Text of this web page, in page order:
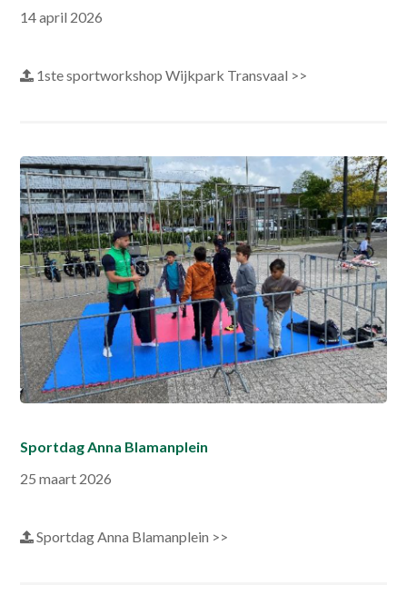
14 april 2026
1ste sportworkshop Wijkpark Transvaal >>
Sportdag Anna Blamanplein
25 maart 2026
Sportdag Anna Blamanplein >>